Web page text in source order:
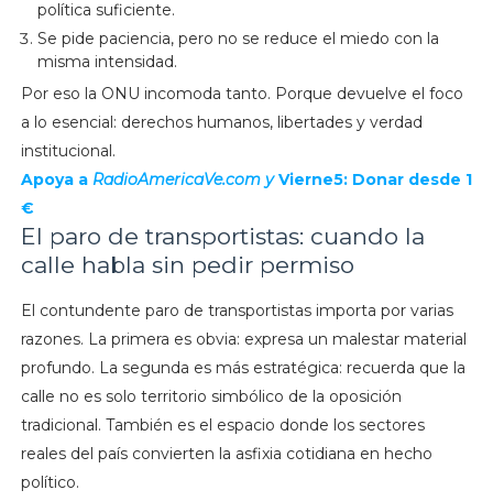
política suficiente.
Se pide paciencia, pero no se reduce el miedo con la
misma intensidad.
Por eso la ONU incomoda tanto. Porque devuelve el foco
a lo esencial: derechos humanos, libertades y verdad
institucional.
Apoya a RadioAmericaVe.com yVierne5: Donar desde 1
€
El paro de transportistas: cuando la
calle habla sin pedir permiso
El contundente paro de transportistas importa por varias
razones. La primera es obvia: expresa un malestar material
profundo. La segunda es más estratégica: recuerda que la
calle no es solo territorio simbólico de la oposición
tradicional. También es el espacio donde los sectores
reales del país convierten la asfixia cotidiana en hecho
político.